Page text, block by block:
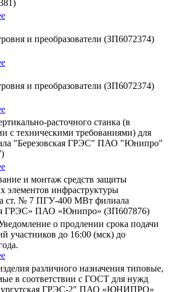
и преобразователи (ЗП6072374)
и преобразователи (ЗП6072374)
расточного станка (в
с техническими требованиями) для
"Березовская ГРЭС" ПАО "Юнипро"
и монтаж средств защиты
элементов инфраструктуры
ст. № 7 ПГУ-400 МВт филиала
ГРЭС» ПАО «Юнипро» (ЗП607876)
о продлении срока подачи
участников до 16:00 (мск) до
различного назначения типовые,
в соответствии с ГОСТ для нужд
ГРЭС-2" ПАО «ЮНИПРО»